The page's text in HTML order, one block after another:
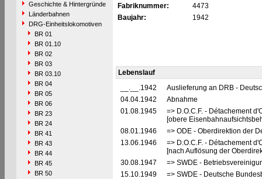
Geschichte & Hintergründe
Länderbahnen
DRG-Einheitslokomotiven
BR 01
BR 01.10
BR 02
BR 03
BR 03.10
BR 04
BR 05
BR 06
BR 23
BR 24
BR 41
BR 43
BR 44
BR 45
BR 50
Fabriknummer:
4473
Baujahr:
1942
Lebenslauf
__.__.1942
Auslieferung an DRB -
04.04.1942
Abnahme
01.08.1945
=> D.O.C.F. - Détachement
[obere
08.01.1946
=> ODE - Oberdirektion der
13.06.1946
=> D.O.C.F. - Détachement
[nach Auflösung der
30.08.1947
=> SWDE -
15.10.1949
=> SWDE - Deutsche